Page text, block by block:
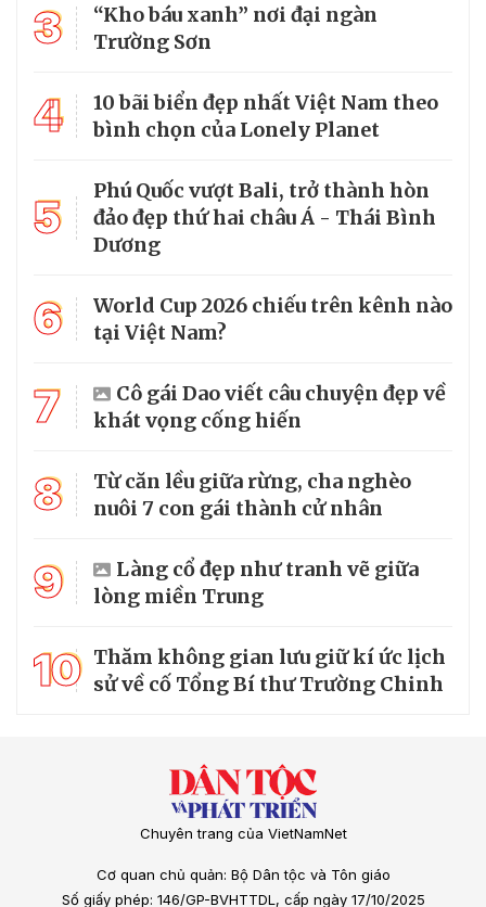
3
“Kho báu xanh” nơi đại ngàn
Trường Sơn
4
10 bãi biển đẹp nhất Việt Nam theo
bình chọn của Lonely Planet
5
Phú Quốc vượt Bali, trở thành hòn
đảo đẹp thứ hai châu Á - Thái Bình
Dương
6
World Cup 2026 chiếu trên kênh nào
tại Việt Nam?
7
Cô gái Dao viết câu chuyện đẹp về
khát vọng cống hiến
8
Từ căn lều giữa rừng, cha nghèo
nuôi 7 con gái thành cử nhân
9
Làng cổ đẹp như tranh vẽ giữa
lòng miền Trung
10 Thăm không gian lưu giữ kí ức lịch
sử về cố Tổng Bí thư Trường Chinh
Chuyên trang của VietNamNet
Cơ quan chủ quản: Bộ Dân tộc và Tôn giáo
Số giấy phép: 146/GP-BVHTTDL, cấp ngày 17/10/2025